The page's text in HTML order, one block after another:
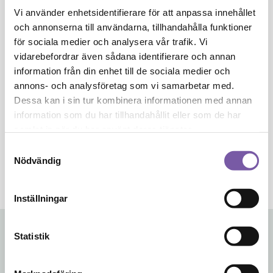
Vi använder enhetsidentifierare för att anpassa innehållet
och annonserna till användarna, tillhandahålla funktioner
för sociala medier och analysera vår trafik. Vi
vidarebefordrar även sådana identifierare och annan
information från din enhet till de sociala medier och
annons- och analysföretag som vi samarbetar med.
Dessa kan i sin tur kombinera informationen med annan
information som du har tillhandahållit eller som de har
Nödvändig
Inställningar
Statistik
extract¸ ci 47005 (yellow 10 lake)¸ ci 77492 (iron oxides)¸
limonene¸ linalool¸ citral¸ alpha-isomethyl ionone. PION
OCH MAGNOLIA: Sodium palmate¸ sodium palm
kernelate¸ aqua (water)/eau¸ parfum (fragrance)¸
butyrospermum parkii (shea) oil¸ glycerin¸ helianthus
annuus (sunflower) seed oil¸ rosmarinus officinalis
(rosemary) leaf extract¸ tetrasodium edta¸ tetrasodium
etidronate¸ sodium chloride¸ kaolin¸ ci 77007
(ultramarines)¸ ci 73360 (red 30 lake)¸ ci 77891 (titanium
Den